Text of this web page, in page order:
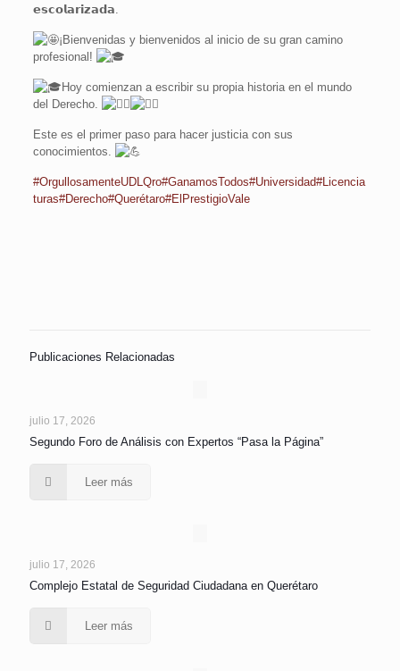
𝗲𝘀𝗰𝗼𝗹𝗮𝗿𝗶𝘇𝗮𝗱𝗮.
¡Bienvenidas y bienvenidos al inicio de su gran camino
profesional!
Hoy comienzan a escribir su propia historia en el mundo
del Derecho.
Este es el primer paso para hacer justicia con sus
conocimientos.
#OrgullosamenteUDLQro#GanamosTodos#Universidad#Licencia
turas#Derecho#Querétaro#ElPrestigioVale
Publicaciones Relacionadas
julio 17, 2026
Segundo Foro de Análisis con Expertos “Pasa la Página”
Leer más
julio 17, 2026
Complejo Estatal de Seguridad Ciudadana en Querétaro
Leer más